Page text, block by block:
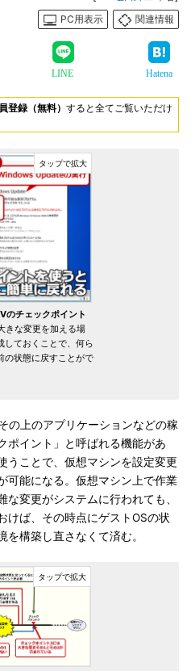
PC用表示
関連情報
LINE Hatena
登録（無料） すると全てご覧いただけ
のチェックポイント
きな変更を加える場
しておくことで、何ら
の状態に戻すことがで
の上のアプリケーションなどの稼
ポイント」と呼ばれる機能があ
うことで、仮想マシンを設定変更
可能になる。仮想マシン上で作業
変更がシステムに行われても、
けば、その時点にゲストOSの状
構築し直さなくて済む。